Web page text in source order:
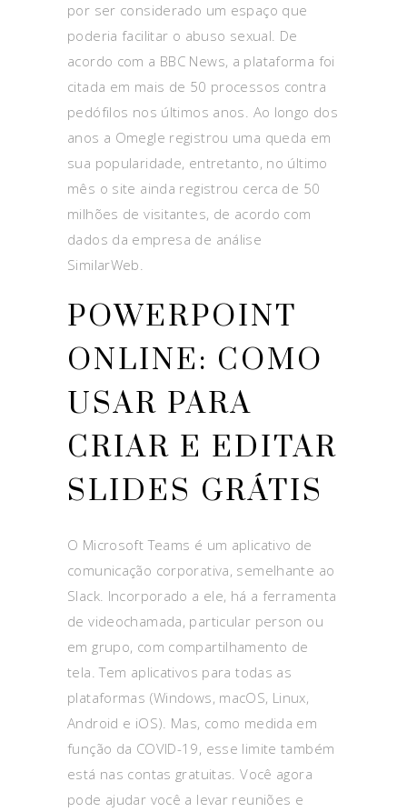
por ser considerado um espaço que
poderia facilitar o abuso sexual. De
acordo com a BBC News, a plataforma foi
citada em mais de 50 processos contra
pedófilos nos últimos anos. Ao longo dos
anos a Omegle registrou uma queda em
sua popularidade, entretanto, no último
mês o site ainda registrou cerca de 50
milhões de visitantes, de acordo com
dados da empresa de análise
SimilarWeb.
POWERPOINT
ONLINE: COMO
USAR PARA
CRIAR E EDITAR
SLIDES GRÁTIS
O Microsoft Teams é um aplicativo de
comunicação corporativa, semelhante ao
Slack. Incorporado a ele, há a ferramenta
de videochamada, particular person ou
em grupo, com compartilhamento de
tela. Tem aplicativos para todas as
plataformas (Windows, macOS, Linux,
Android e iOS). Mas, como medida em
função da COVID-19, esse limite também
está nas contas gratuitas. Você agora
pode ajudar você a levar reuniões e